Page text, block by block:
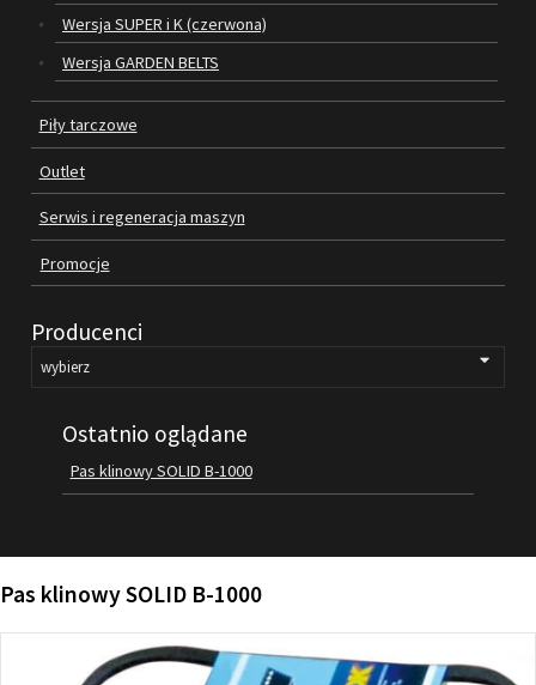
PIŁY TARCZOWE
OUTLET
SERWIS I REGENERACJA MASZYN
PROMOCJE
REGULAMIN
KATALOGI
OBRABIARKI DO DREWNA
SILNIKI ELEKTRYCZNE
KONTAKT
Wersja SUPER i K (czerwona)
Wersja GARDEN BELTS
Piły tarczowe
Outlet
Serwis i regeneracja maszyn
Promocje
Producenci
Ostatnio oglądane
Pas klinowy SOLID B-1000
Pas klinowy SOLID B-1000